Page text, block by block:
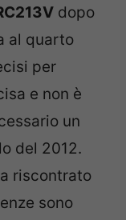
dopo
al quarto
per
e non è
un
del 2012.
riscontrato
sono